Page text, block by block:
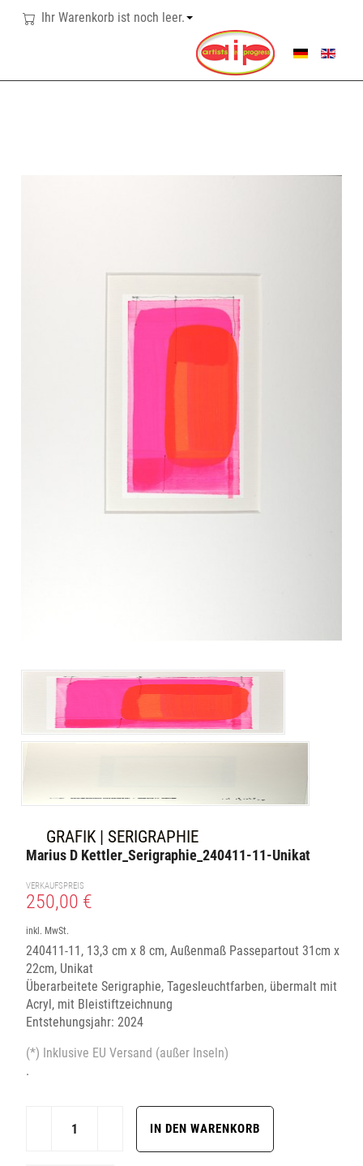
Ihr Warenkorb ist noch leer.
SPRACHE
GRAFIK | SERIGRAPHIE
Marius D Kettler_Serigraphie_240411-11-Unikat
VERKAUFSPREIS
250,00 €
inkl. MwSt.
240411-11, 13,3 cm x 8 cm, Außenmaß Passepartout 31cm x
22cm, Unikat
Überarbeitete Serigraphie, Tagesleuchtfarben, übermalt mit
Acryl, mit Bleistiftzeichnung
Entstehungsjahr: 2024
(*) Inklusive EU Versand (außer Inseln)
.